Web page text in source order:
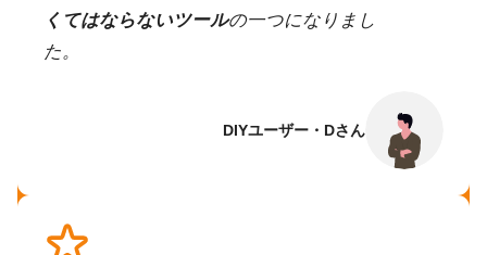
くてはならないツールの一つになりまし
た。
DIYユーザー・Dさん